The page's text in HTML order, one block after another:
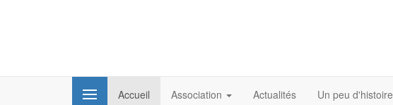
Accueil Association Actualités Un peu d'histoire